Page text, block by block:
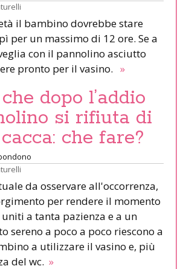
il bambino dovrebbe stare
per un massimo di 12 ore. Se a
con il pannolino asciutto
pronto per il vasino. »
dopo l’addio
si rifiuta di
che fare?
da osservare all'occorrenza,
per rendere il momento
a tanta pazienza e a un
sereno a poco a poco riescono a
a utilizzare il vasino e, più
del wc. »